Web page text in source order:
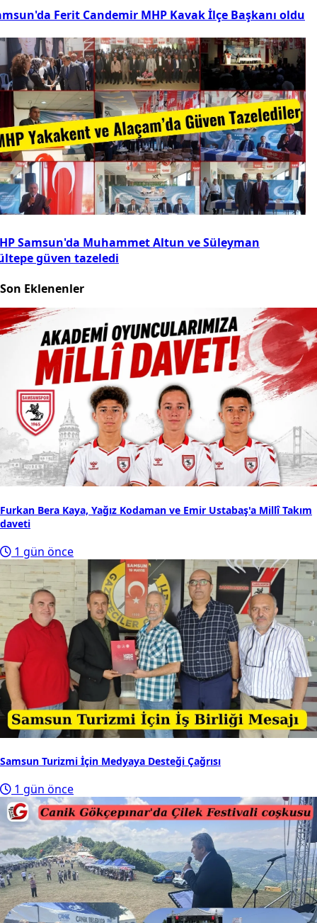
Ferit Candemir MHP Kavak İlçe Başkanı oldu
Samsun'da Muhammet Altun ve Süleyman
güven tazeledi
Son Eklenenler
Furkan Bera Kaya, Yağız Kodaman ve Emir Ustabaş'a Millî Takım
daveti
1 gün önce
Samsun Turizmi İçin Medyaya Desteği Çağrısı
1 gün önce